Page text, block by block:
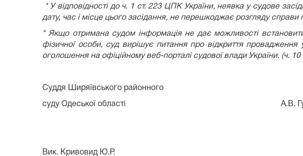
* У відповідності до ч. 1 ст. 223 ЦПК України, неявка у судове
дату, час і місце цього засідання, не перешкоджає розгляду справи
* Якщо отримана судом інформація не дає можливості
фізичної особи, суд вирішує питання про відкриття
оголошення на офіційному веб-порталі судової влади України. (ч.
Суддя Ширяївського районного
суду Одеської області А.В.
Вик. Кривовид Ю.Р.